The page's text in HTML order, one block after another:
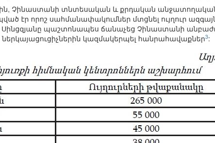
Չինաստանի տնտեսական և քրդական
էր որոշ սահմանափակումներ մտցնել ույղուր
Սինցզյանը պաշտոնապես ճանաչեց Չինաստանի
ներկայացուցիչներին կազմակերպել հանրահավաքներ3: